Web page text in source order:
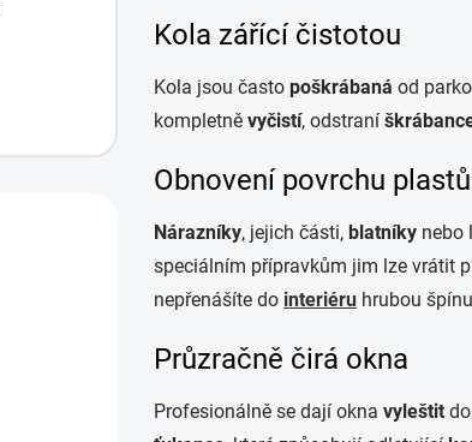
Kola zářící čistotou
Kola jsou často poškrábaná od
kompletně vyčistí, odstraní škrábanc
Obnovení povrchu plastů
Nárazníky, jejich části, blatníky nebo
speciálním přípravkům jim lze vrátit
nepřenášíte do interiéru hrubou
Průzračně čirá okna
Profesionálně se dají okna vyleštit do